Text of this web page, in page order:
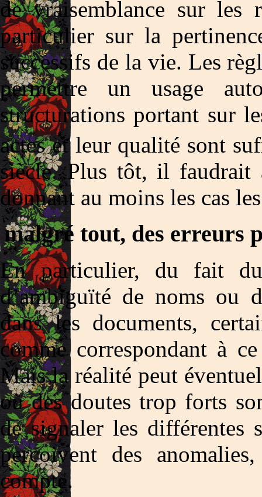
de vraisemblance sur les
particulier sur la
successifs de la vie. Les
permettre un usage
structurations portant sur
actes et leur qualité sont
siècle. Plus tôt, il faudrait
donnant au moins les cas
tout, des erreurs
En particulier, du fait
d’ambiguïté de noms ou
dans les documents,
comme correspondant à
Mais la réalité peut
où des doutes trop forts
de signaler les différentes
percoivent des
compte.